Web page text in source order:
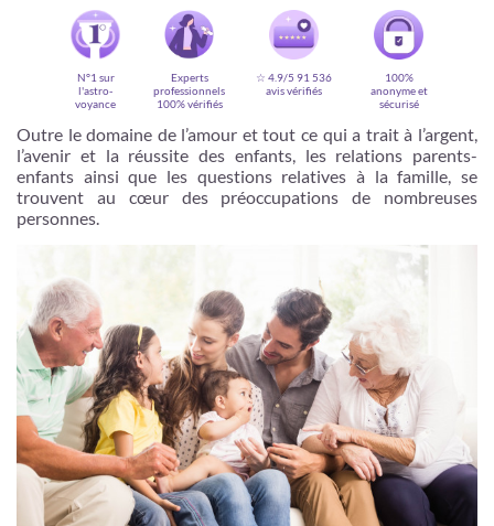
Voyance privée en ligne par téléphone, chat ou mail
99% de clients satisfaits, avis authentiques !
Je m'inscris
N°1 sur
l'astro-
voyance
Experts
professionnels
100% vérifiés
☆ 4.9/5 91 536
avis vérifiés
100%
anonyme et
sécurisé
Outre le domaine de l’amour et tout ce qui a trait à l’argent,
l’avenir et la réussite des enfants, les relations parents-
enfants ainsi que les questions relatives à la famille, se
trouvent au cœur des préoccupations de nombreuses
personnes.